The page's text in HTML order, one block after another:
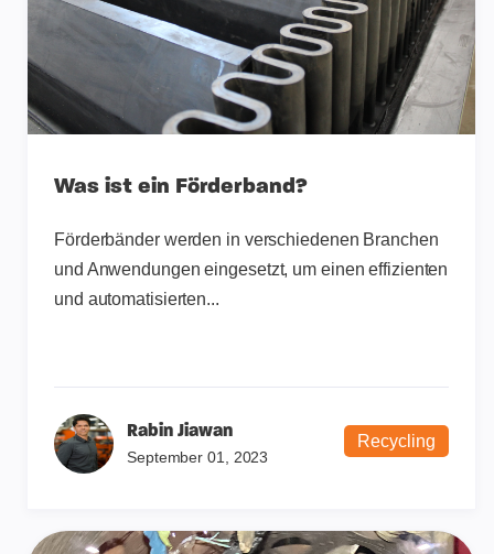
Was ist ein Förderband?
Förderbänder werden in verschiedenen Branchen
und Anwendungen eingesetzt, um einen effizienten
und automatisierten...
Rabin Jiawan
September 01, 2023
Recycling